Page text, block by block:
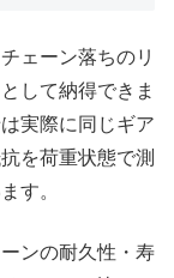
ェーン落ちのリ
して納得できま
実際に同じギア
を荷重状態で測
す。
ンの耐久性・寿